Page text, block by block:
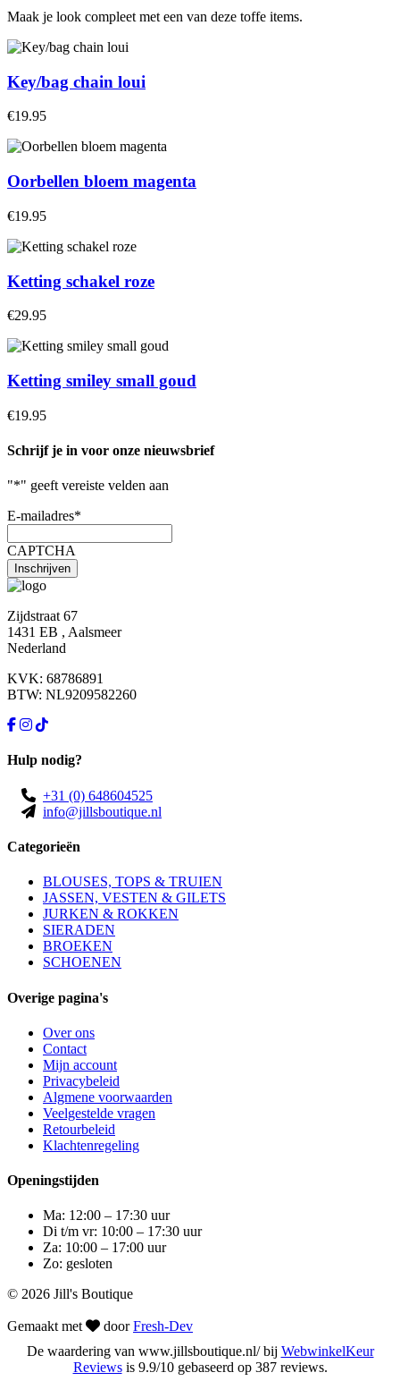
Maak je look compleet met een van deze toffe items.
Key/bag chain loui
€19.95
Oorbellen bloem magenta
€19.95
Ketting schakel roze
€29.95
Ketting smiley small goud
€19.95
Schrijf je in voor onze nieuwsbrief
"*" geeft vereiste velden aan
E-mailadres*
CAPTCHA
Zijdstraat 67
1431 EB , Aalsmeer
Nederland
KVK: 68786891
BTW: NL9209582260
Hulp nodig?
+31 (0) 648604525
info@jillsboutique.nl
Categorieën
BLOUSES, TOPS & TRUIEN
JASSEN, VESTEN & GILETS
JURKEN & ROKKEN
SIERADEN
BROEKEN
SCHOENEN
Overige pagina's
Over ons
Contact
Mijn account
Privacybeleid
Algmene voorwaarden
Veelgestelde vragen
Retourbeleid
Klachtenregeling
Openingstijden
Ma: 12:00 – 17:30 uur
Di t/m vr: 10:00 – 17:30 uur
Za: 10:00 – 17:00 uur
Zo: gesloten
© 2026 Jill's Boutique
Gemaakt met doorFresh-Dev
De waardering van www.jillsboutique.nl/ bij WebwinkelKeur
Reviewsis 9.9/10 gebaseerd op 387 reviews.